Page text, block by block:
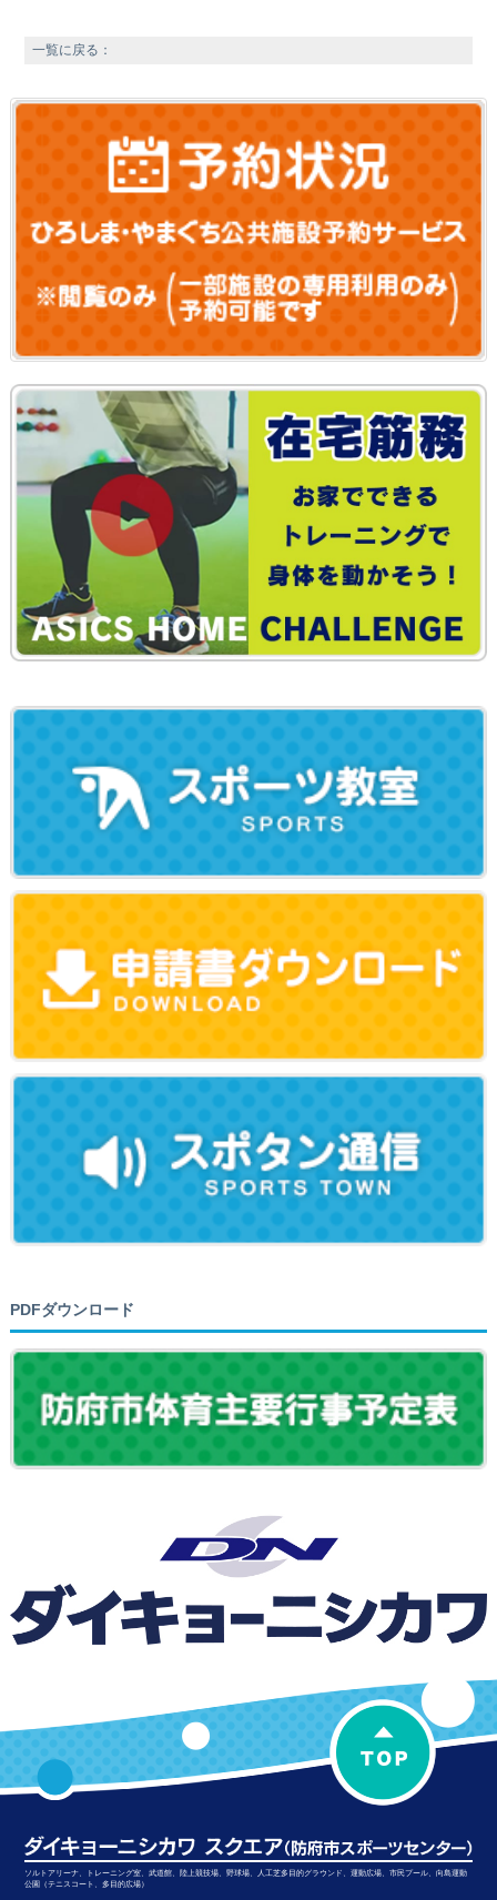
一覧に戻る：
PDFダウンロード
ソルトアリーナ、トレーニング室、武道館、陸上競技場、野球場、人工芝多目的グラウンド、運動広場、市民プール、向島運動
公園（テニスコート、多目的広場）